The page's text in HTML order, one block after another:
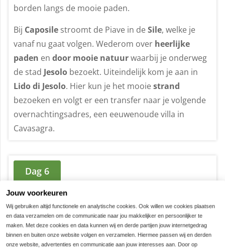
Jouw voorkeuren
Wij gebruiken altijd functionele en analytische cookies. Ook willen we cookies plaatsen
en data verzamelen om de communicatie naar jou makkelijker en persoonlijker te
maken. Met deze cookies en data kunnen wij en derde partijen jouw internetgedrag
binnen en buiten onze website volgen en verzamelen. Hiermee passen wij en derden
onze website, advertenties en communicatie aan jouw interesses aan. Door op
borden langs de mooie paden.
Bij Caposile stroomt de Piave in deSile, welke je
vanaf nu gaat volgen. Wederom over heerlijke
paden en door mooie natuurwaarbij je onderweg
de stad Jesolo bezoekt. Uiteindelijk kom je aan in
Lido di Jesolo. Hier kun je het mooiestrand
bezoeken en volgt er een transfer naar je volgende
overnachtingsadres, een eeuwenoude villa in
Cavasagra.
Dag 6